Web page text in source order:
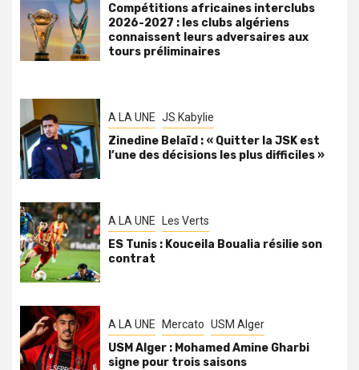
Compétitions africaines interclubs
2026-2027 : les clubs algériens
connaissent leurs adversaires aux
tours préliminaires
A LA UNE JS Kabylie
Zinedine Belaïd : « Quitter la JSK est
l’une des décisions les plus difficiles »
A LA UNE Les Verts
ES Tunis : Kouceila Boualia résilie son
contrat
A LA UNE Mercato USM Alger
USM Alger : Mohamed Amine Gharbi
signe pour trois saisons